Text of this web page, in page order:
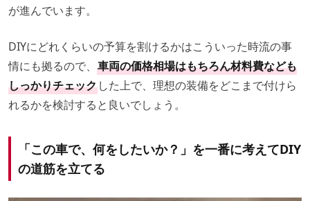
が進んでいます。
DIYにどれくらいの予算を割けるかはこういった時流の事
情にも拠るので、 車両の価格相場はもちろん材料費なども
しっかりチェックした上で、理想の装備をどこまで付けら
れるかを検討すると良いでしょう。
「この車で、何をしたいか？」を一番に考えてDIY
の道筋を立てる